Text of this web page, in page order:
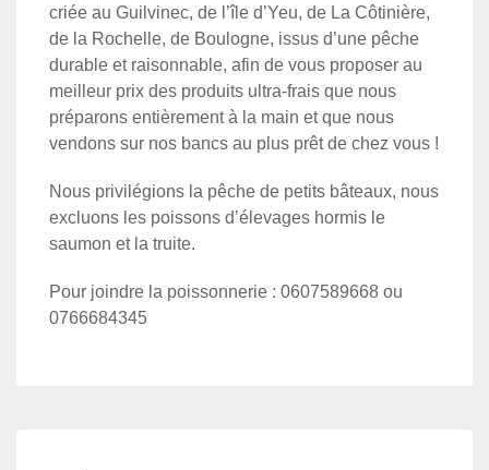
criée au Guilvinec, de l’île d’Yeu, de La Côtinière,
de la Rochelle, de Boulogne, issus d’une pêche
durable et raisonnable, afin de vous proposer au
meilleur prix des produits ultra-frais que nous
préparons entièrement à la main et que nous
vendons sur nos bancs au plus prêt de chez vous !
Nous privilégions la pêche de petits bâteaux, nous
excluons les poissons d’élevages hormis le
saumon et la truite.
Pour joindre la poissonnerie : 0607589668 ou
0766684345